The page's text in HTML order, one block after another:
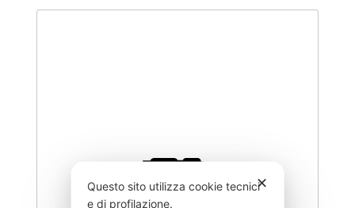
✕
Questo sito utilizza cookie tecnici
e di profilazione.